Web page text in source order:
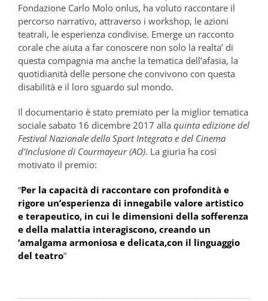
Fondazione Carlo Molo onlus, ha voluto raccontare il
percorso narrativo, attraverso i workshop, le azioni
teatrali, le esperienza condivise. Emerge un racconto
corale che aiuta a far conoscere non solo la realta’ di
questa compagnia ma anche la tematica dell’afasia, la
quotidianità delle persone che convivono con questa
disabilità e il loro sguardo sul mondo.
Il documentario è stato premiato per la miglior tematica
sociale sabato 16 dicembre 2017 alla quinta edizione del
Festival Nazionale dello Sport Integrato e del Cinema
d’Inclusione di Courmayeur (AO). La giuria ha così
motivato il premio:
“Per la capacità di raccontare con profondità e
rigore un’esperienza di innegabile valore artistico
e terapeutico, in cui le dimensioni della sofferenza
e della malattia interagiscono, creando un
‘amalgama armoniosa e delicata,con il linguaggio
del teatro”